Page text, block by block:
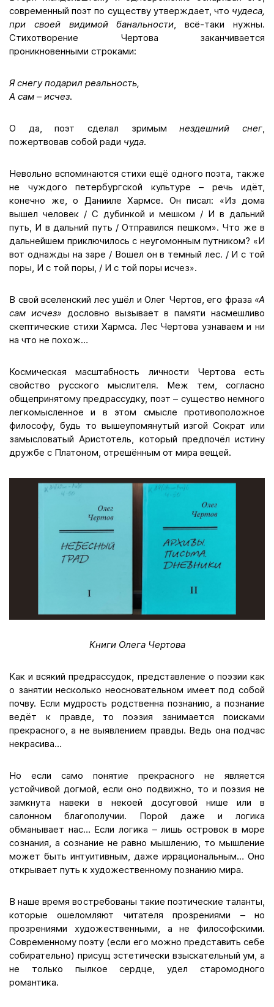
современный поэт по существу утверждает, что чудеса,
при своей видимой банальности , всё-таки нужны.
Стихотворение Чертова заканчивается
проникновенными строками:
Я снегу подарил реальность,
А сам – исчез.
О да, поэт сделал зримымнездешний снег
пожертвовав собой ради чуда.
Невольно вспоминаются стихи ещё одного поэта, также
не чуждого петербургской культуре – речь идёт,
конечно же, о Данииле Хармсе. Он писал: «Из дома
вышел человек / С дубинкой и мешком / И в дальний
путь, И в дальний путь / Отправился пешком». Что же в
дальнейшем приключилось с неугомонным путником? «И
вот однажды на заре / Вошел он в темный лес. / И с той
поры, И с той поры, / И с той поры исчез».
В свой вселенский лес ушёл и Олег Чертов, его фраза «А
сам исчез» дословно вызывает в памяти насмешливо
скептические стихи Хармса. Лес Чертова узнаваем и ни
на что не похож…
Космическая масштабность личности Чертова есть
свойство русского мыслителя. Меж тем, согласно
общепринятому предрассудку, поэт – существо немного
легкомысленное и в этом смысле противоположное
философу, будь то вышеупомянутый изгой Сократ или
замысловатый Аристотель, который предпочёл истину
дружбе с Платоном, отрешённым от мира вещей.
Книги Олега Чертова
Как и всякий предрассудок, представление о поэзии как
о занятии несколько неосновательном имеет под собой
почву. Если мудрость родственна познанию, а познание
ведёт к правде, то поэзия занимается поисками
прекрасного, а не выявлением правды. Ведь она подчас
некрасива…
Но если само понятие прекрасного не является
устойчивой догмой, если оно подвижно, то и поэзия не
замкнута навеки в некоей досуговой нише или в
салонном благополучии. Порой даже и логика
обманывает нас… Если логика – лишь островок в море
сознания, а сознание не равно мышлению, то мышление
может быть интуитивным, даже иррациональным… Оно
открывает путь к художественному познанию мира.
В наше время востребованы такие поэтические таланты,
которые ошеломляют читателя прозрениями – но
прозрениями художественными, а не философскими.
Современному поэту (если его можно представить себе
собирательно) присущ эстетически взыскательный ум, а
не только пылкое сердце, удел старомодного
романтика.